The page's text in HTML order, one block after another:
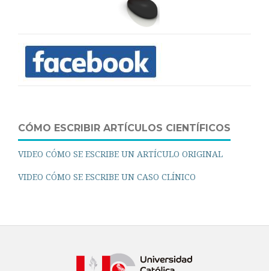
CÓMO ESCRIBIR ARTÍCULOS CIENTÍFICOS
VIDEO CÓMO SE ESCRIBE UN ARTÍCULO ORIGINAL
VIDEO CÓMO SE ESCRIBE UN CASO CLÍNICO